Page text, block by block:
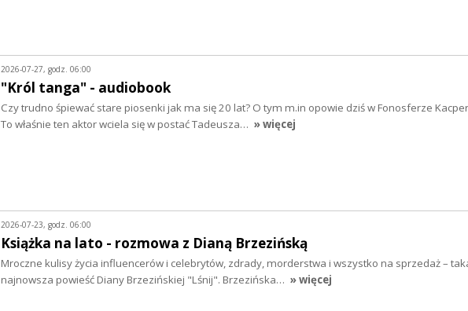
2026-07-27, godz. 06:00
"Król tanga" - audiobook
Czy trudno śpiewać stare piosenki jak ma się 20 lat? O tym m.in opowie dziś w Fonosferze
To właśnie ten aktor wciela się w postać Tadeusza… » więcej
2026-07-23, godz. 06:00
Książka na lato - rozmowa z Dianą Brzezińską
Mroczne kulisy życia influencerów i celebrytów, zdrady, morderstwa i wszystko na sprzedaż –
najnowsza powieść Diany Brzezińskiej "Lśnij". Brzezińska… » więcej